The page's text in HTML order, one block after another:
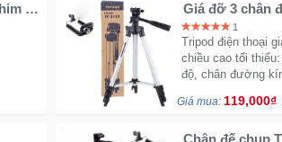
-
Giá đỡ 3 chân
1
Tripod điện thoại
chiều cao tối
độ, chân đường
Giá mua: 119,000₫
Chân đế chụp